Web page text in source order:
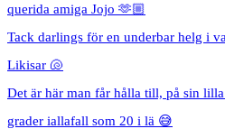
querida amiga Jojo 🫶🏼
Tack darlings för en underbar helg i
Likisar 🐚
Det är här man får hålla till, på sin
grader iallafall som 20 i lä 😅